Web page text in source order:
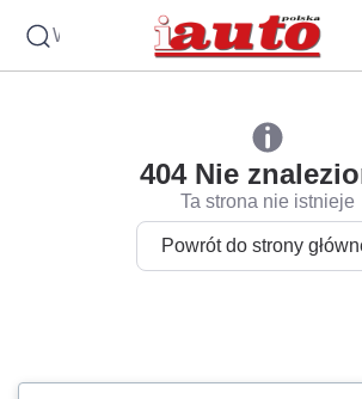
Wyszukaj
404 Nie
Ta strona nie istnieje
Powrót do strony